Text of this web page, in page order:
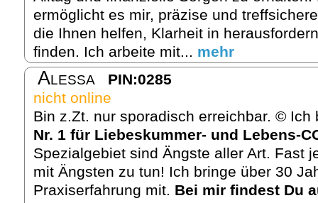
ermöglicht es mir, präzise und
die Ihnen helfen, Klarheit in
finden. Ich arbeite mit... mehr
Alessa
PIN:0285
nicht online
Bin z.Zt. nur sporadisch erreichbar. ©
Nr. 1 für Liebeskummer- und Lebens-
Spezialgebiet sind Ängste aller Art. Fast
mit Ängsten zu tun! Ich bringe über 30
Praxiserfahrung mit. Bei mir findest Du